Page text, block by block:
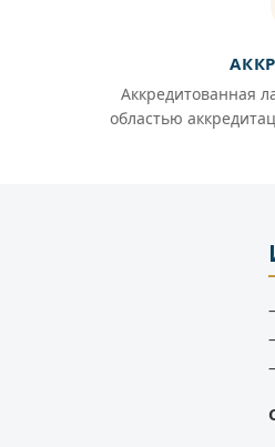
Аккредитованная
областью